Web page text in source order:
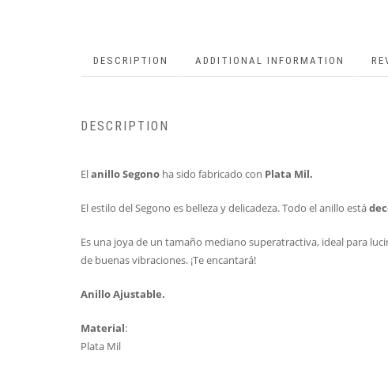
DESCRIPTION ADDITIONAL INFORMATION
DESCRIPTION
Elanillo Segono ha sido fabricado con Plata Mil.
El estilo del Segono es belleza y delicadeza. Todo el anillo está
Es una joya de un tamaño mediano superatractiva, ideal para
de buenas vibraciones. ¡Te encantará!
Anillo Ajustable.
Material:
Plata Mil